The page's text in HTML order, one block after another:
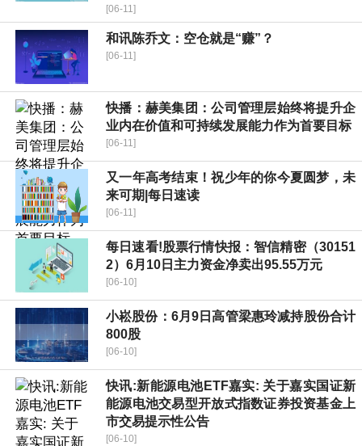
[06-11]
和讯陈乔文：空仓就是“赚”？
[06-11]
快播：赫美集团：公司管理层始终将提升企
业内在价值和可持续发展能力作为首要目标
[06-11]
又一年高考结束！祝少年的你今夏圆梦，未
来可期|每日速读
[06-11]
每日速看!股票行情快报：智信精密（30151
2）6月10日主力资金净卖出95.55万元
[06-10]
小崧股份：6月9日高管梁惠玲减持股份合计
800股
[06-10]
快讯:新能源电池ETF嘉实: 关于嘉实国证新
能源电池交易型开放式指数证券投资基金上
市交易提示性公告
[06-10]